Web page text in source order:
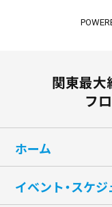
関東最大
フ
ホーム
イベント・スケ